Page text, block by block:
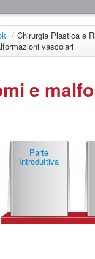
/ Chirurgia Plastica e
vascolari
e
Parte
Introduttiva